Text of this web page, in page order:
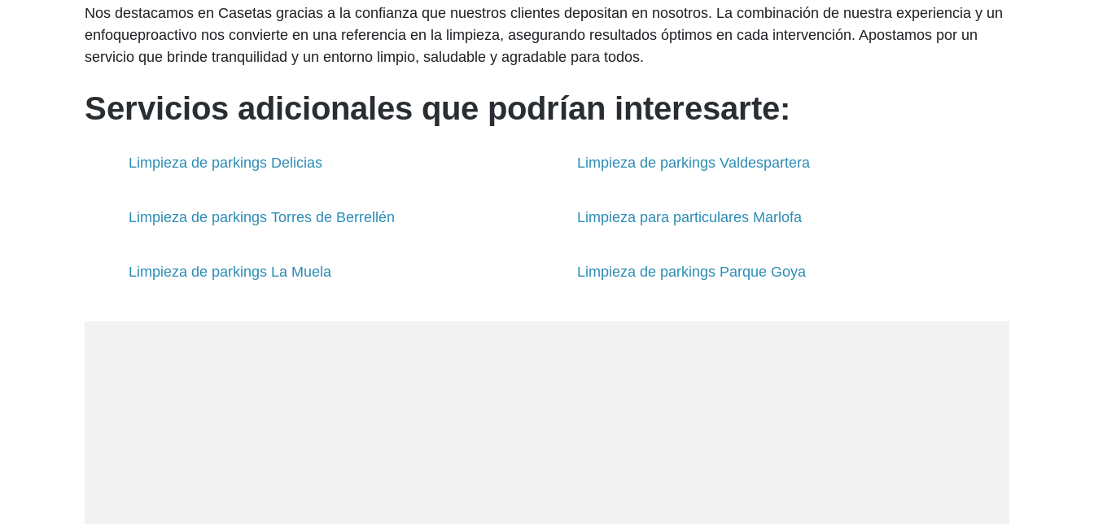
Nos destacamos en Casetas gracias a la confianza que nuestros clientes depositan en nosotros. La combinación de nuestra experiencia y un
enfoqueproactivo nos convierte en una referencia en la limpieza, asegurando resultados óptimos en cada intervención. Apostamos por un
servicio que brinde tranquilidad y un entorno limpio, saludable y agradable para todos.
Servicios adicionales que podrían interesarte:
Limpieza de parkings Delicias Limpieza de parkings Valdespartera
Limpieza de parkings Torres de Berrellén Limpieza para particulares Marlofa
Limpieza de parkings La Muela Limpieza de parkings Parque Goya